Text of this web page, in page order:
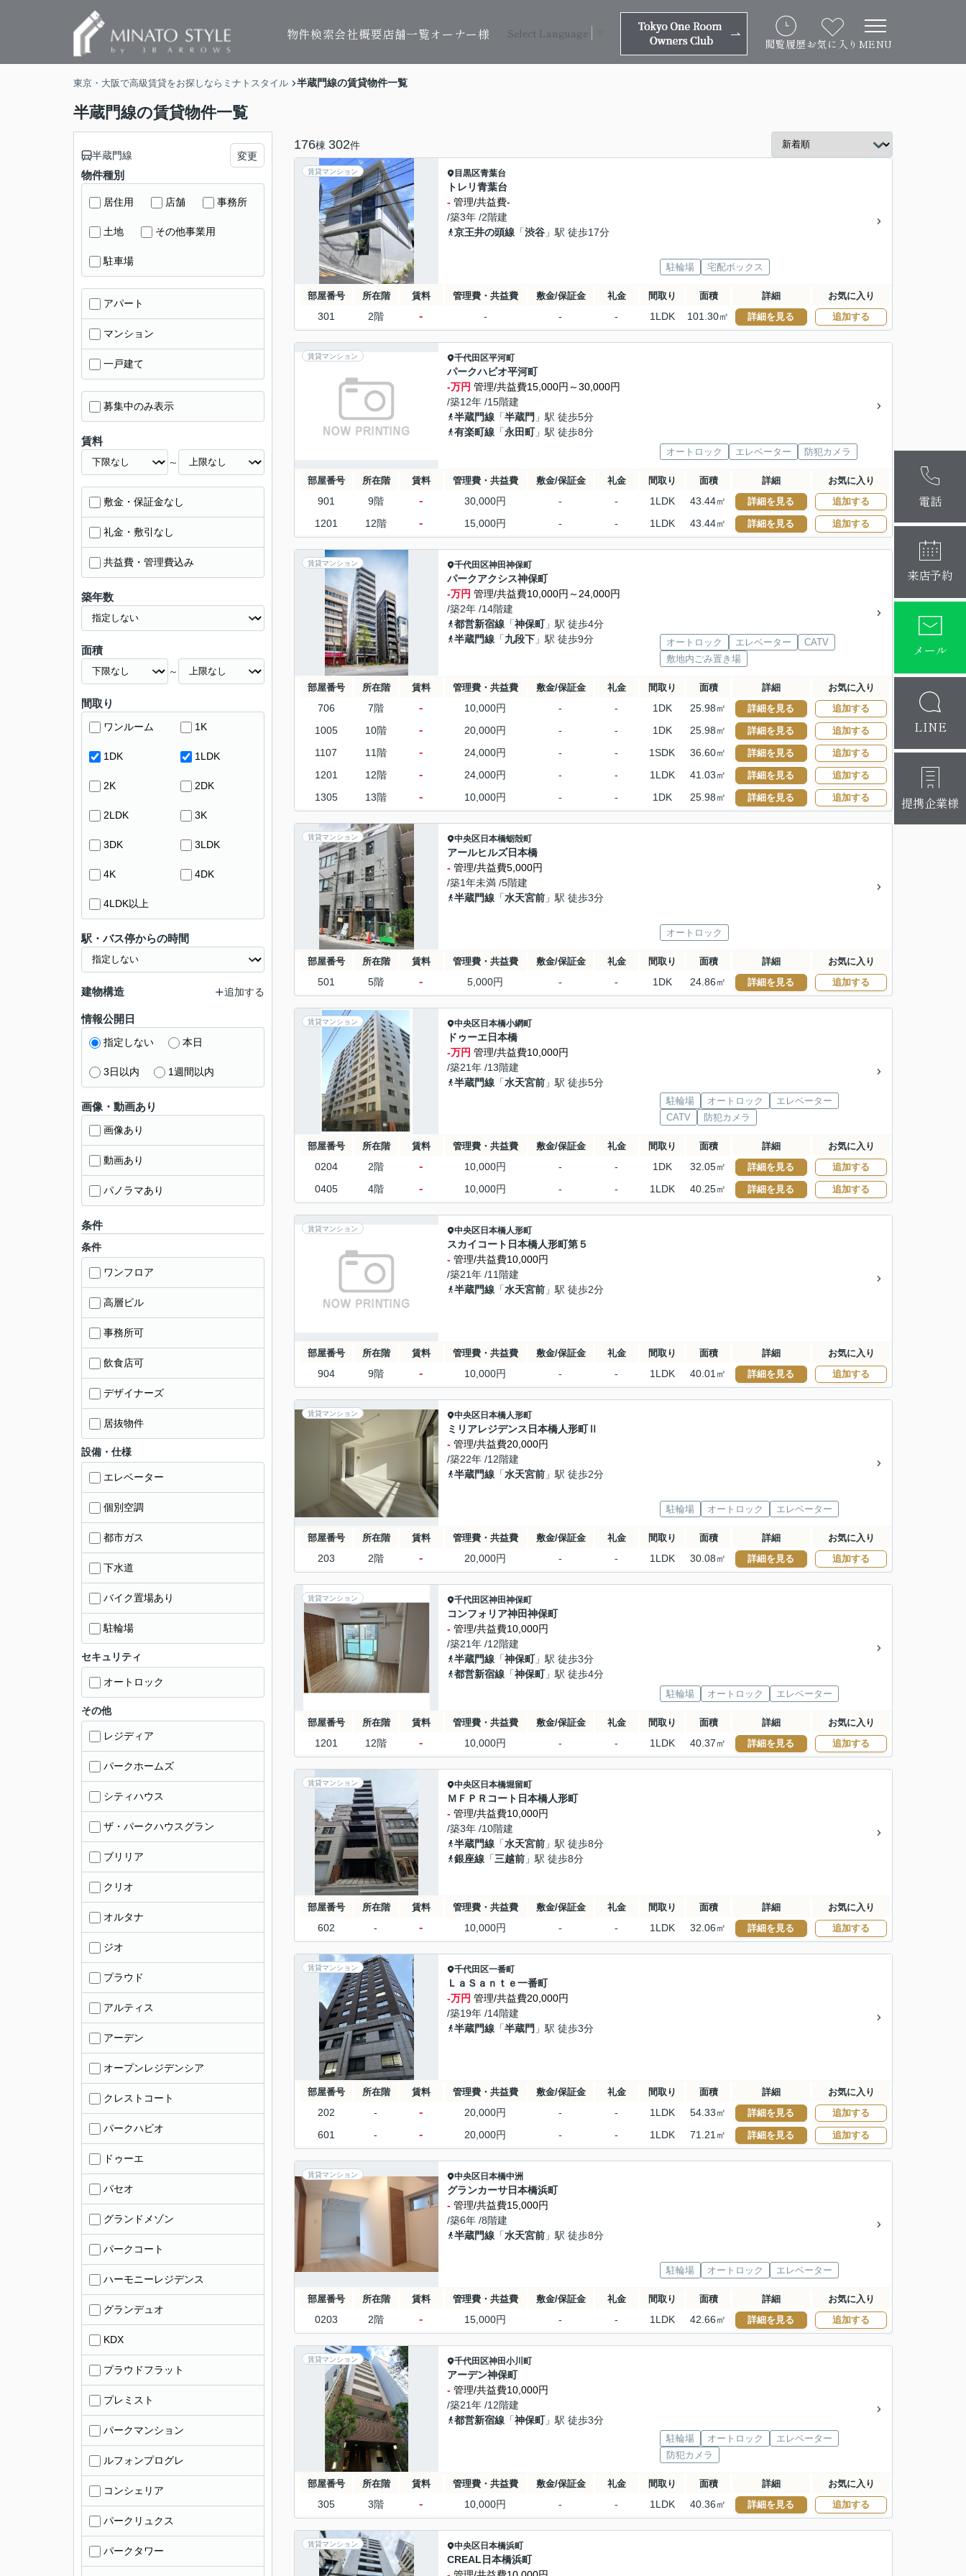
物件検索会社概要店舗一覧オーナー様 Select Language
閲覧履歴お気に入り MENU
電話
麻布十番本
大阪梅田店
来店予約
メール
LINE
提携企業様
東京・大阪で高級賃貸をお探しならミナトスタイル 半蔵門線の賃貸物件一覧
半蔵門線の賃貸物件一覧
176棟 302件
賃貸マンション 目黒区青葉台
トレリ青葉台
- 管理/共益費-
/築3年 /2階建
京王井の頭線 「渋谷 」駅 徒歩17分
駐輪場 宅配ボックス
部屋番号 所在階 賃料 管理費・共益費 敷金/保証金 礼金 間取り 面積 詳細 お気に入り
301 2階 - - - - 1LDK 101.30㎡ 詳細を見る 追加する
賃貸マンション 千代田区平河町
パークハビオ平河町
-万円 管理/共益費15,000円～30,000円
/築12年 /15階建
半蔵門線 「半蔵門 」駅 徒歩5分
有楽町線 「永田町」駅 徒歩8分
オートロック エレベーター 防犯カメラ
部屋番号 所在階 賃料 管理費・共益費 敷金/保証金 礼金 間取り 面積 詳細 お気に入り
901 9階 - 30,000円 - - 1LDK 43.44㎡ 詳細を見る 追加する
1201 12階 - 15,000円 - - 1LDK 43.44㎡ 詳細を見る 追加する
賃貸マンション 千代田区神田神保町
パークアクシス神保町
-万円 管理/共益費10,000円～24,000円
/築2年 /14階建
都営新宿線 「神保町」駅 徒歩4分
半蔵門線 「九段下 」駅 徒歩9分 オートロック エレベーター
CATV
敷地内ごみ置き場
部屋番号 所在階 賃料 管理費・共益費 敷金/保証金 礼金 間取り 面積 詳細 お気に入り
706 7階 - 10,000円 - - 1DK 25.98㎡ 詳細を見る 追加する
1005 10階 - 20,000円 - - 1DK 25.98㎡ 詳細を見る 追加する
1107 11階 - 24,000円 - - 1SDK 36.60㎡ 詳細を見る 追加する
1201 12階 - 24,000円 - - 1LDK 41.03㎡ 詳細を見る 追加する
1305 13階 - 10,000円 - - 1DK 25.98㎡ 詳細を見る 追加する
賃貸マンション 中央区 日本橋蛎殻町
アールヒルズ日本橋
- 管理/共益費5,000円
/築1年未満 /5階建
半蔵門線 「水天宮前 」駅 徒歩3分
オートロック
部屋番号 所在階 賃料 管理費・共益費 敷金/保証金 礼金 間取り 面積 詳細 お気に入り
501 5階 - 5,000円 - - 1DK 24.86㎡ 詳細を見る 追加する
賃貸マンション 中央区 日本橋小網町
ドゥーエ日本橋
-万円 管理/共益費10,000円
/築21年 /13階建
半蔵門線 「水天宮前 」駅 徒歩5分
駐輪場 オートロック
エレベーター
CATV
防犯カメラ
部屋番号 所在階 賃料 管理費・共益費 敷金/保証金 礼金 間取り 面積 詳細 お気に入り
0204 2階 - 10,000円 - - 1DK 32.05㎡ 詳細を見る 追加する
0405 4階 - 10,000円 - - 1LDK 40.25㎡ 詳細を見る 追加する
賃貸マンション 中央区 日本橋人形町
スカイコート日本橋人形町第５
- 管理/共益費10,000円
/築21年 /11階建
半蔵門線 「水天宮前 」駅 徒歩2分
部屋番号 所在階 賃料 管理費・共益費 敷金/保証金 礼金 間取り 面積 詳細 お気に入り
904 9階 - 10,000円 - - 1LDK 40.01㎡ 詳細を見る 追加する
賃貸マンション 中央区 日本橋人形町
ミリアレジデンス日本橋人形町Ⅱ
- 管理/共益費20,000円
/築22年 /12階建
半蔵門線 「水天宮前 」駅 徒歩2分
駐輪場 オートロック エレベーター
部屋番号 所在階 賃料 管理費・共益費 敷金/保証金 礼金 間取り 面積 詳細 お気に入り
203 2階 - 20,000円 - - 1LDK 30.08㎡ 詳細を見る 追加する
賃貸マンション 千代田区神田神保町
コンフォリア神田神保町
- 管理/共益費10,000円
/築21年 /12階建
半蔵門線 「神保町」駅 徒歩3分
都営新宿線 「神保町」駅 徒歩4分
駐輪場 オートロック エレベーター
部屋番号 所在階 賃料 管理費・共益費 敷金/保証金 礼金 間取り 面積 詳細 お気に入り
1201 12階 - 10,000円 - - 1LDK 40.37㎡ 詳細を見る 追加する
賃貸マンション 中央区 日本橋堀留町
ＭＦＰＲコート日本橋人形町
- 管理/共益費10,000円
/築3年 /10階建
半蔵門線 「水天宮前 」駅 徒歩8分
銀座線 「三越前 」駅 徒歩8分
部屋番号 所在階 賃料 管理費・共益費 敷金/保証金 礼金 間取り 面積 詳細 お気に入り
602 - - 10,000円 - - 1LDK 32.06㎡ 詳細を見る 追加する
賃貸マンション 千代田区一番町
ＬａＳａｎｔｅ一番町
-万円 管理/共益費20,000円
/築19年 /14階建
半蔵門線 「半蔵門 」駅 徒歩3分
部屋番号 所在階 賃料 管理費・共益費 敷金/保証金 礼金 間取り 面積 詳細 お気に入り
202 - - 20,000円 - - 1LDK 54.33㎡ 詳細を見る 追加する
601 - - 20,000円 - - 1LDK 71.21㎡ 詳細を見る 追加する
賃貸マンション 中央区 日本橋中洲
グランカーサ日本橋浜町
- 管理/共益費15,000円
/築6年 /8階建
半蔵門線 「水天宮前 」駅 徒歩8分
駐輪場 オートロック エレベーター
部屋番号 所在階 賃料 管理費・共益費 敷金/保証金 礼金 間取り 面積 詳細 お気に入り
0203 2階 - 15,000円 - - 1LDK 42.66㎡ 詳細を見る 追加する
賃貸マンション 千代田区神田小川町
アーデン神保町
- 管理/共益費10,000円
/築21年 /12階建
都営新宿線 「神保町」駅 徒歩3分
駐輪場 オートロック
エレベーター
防犯カメラ
部屋番号 所在階 賃料 管理費・共益費 敷金/保証金 礼金 間取り 面積 詳細 お気に入り
305 3階 - 10,000円 - - 1LDK 40.36㎡ 詳細を見る 追加する
賃貸マンション 中央区 日本橋浜町
CREAL日本橋浜町
半蔵門線 変更
物件種別
居住用 店舗 事務所
土地 その他事業用
駐車場
アパート
マンション
一戸建て
募集中のみ表示
賃料
～
敷金・保証金なし
礼金・敷引なし
共益費・管理費込み
築年数
面積
～
間取り
ワンルーム 1K
1DK 1LDK
2K 2DK
2LDK 3K
3DK 3LDK
4K 4DK
4LDK以上
駅・バス停からの時間
建物構造 追加する
情報公開日
指定しない 本日
3日以内 1週間以内
画像・動画あり
画像あり
動画あり
パノラマあり
条件
条件
ワンフロア
高層ビル
事務所可
飲食店可
デザイナーズ
居抜物件
設備・仕様
エレベーター
個別空調
都市ガス
下水道
バイク置場あり
駐輪場
セキュリティ
オートロック
その他
レジディア
パークホームズ
シティハウス
ザ・パークハウスグラン
ブリリア
クリオ
オルタナ
ジオ
プラウド
アルティス
アーデン
オープンレジデンシア
クレストコート
パークハビオ
ドゥーエ
パセオ
グランドメゾン
パークコート
ハーモニーレジデンス
グランデュオ
KDX
プラウドフラット
プレミスト
パークマンション
ルフォンプログレ
コンシェリア
パークリュクス
パークタワー